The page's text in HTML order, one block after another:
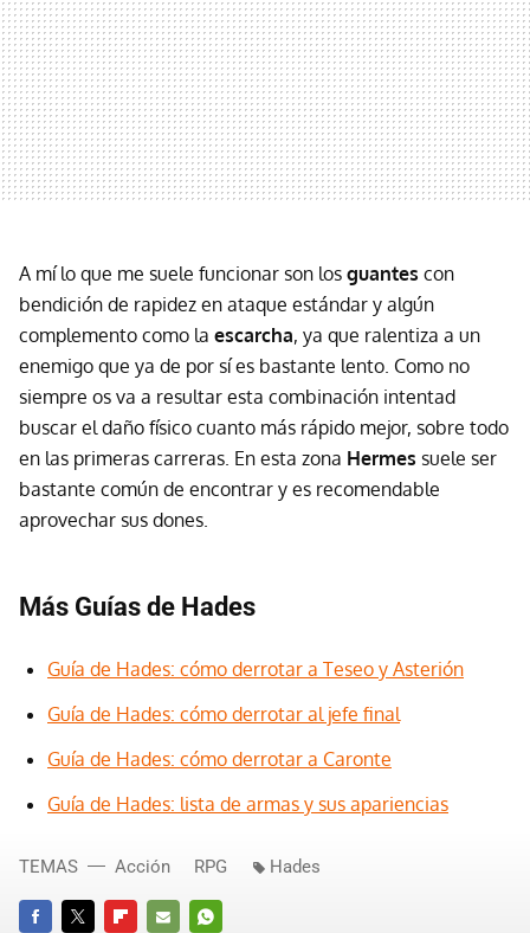
A mí lo que me suele funcionar son los guantes con
bendición de rapidez en ataque estándar y algún
complemento como la escarcha, ya que ralentiza a un
enemigo que ya de por sí es bastante lento. Como no
siempre os va a resultar esta combinación intentad
buscar el daño físico cuanto más rápido mejor, sobre todo
en las primeras carreras. En esta zona Hermes suele ser
bastante común de encontrar y es recomendable
aprovechar sus dones.
Más Guías de Hades
Guía de Hades: cómo derrotar a Teseo y Asterión
Guía de Hades: cómo derrotar al jefe final
Guía de Hades: cómo derrotar a Caronte
Guía de Hades: lista de armas y sus apariencias
TEMAS Acción RPG Hades